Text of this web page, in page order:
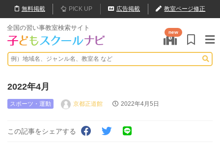
無料掲載 PICK UP 広告掲載 教室ページ修正
全国の習い事教室検索サイト
new
2022年4月
スポーツ・運動 京都正道館 2022年4月5日
この記事をシェアする